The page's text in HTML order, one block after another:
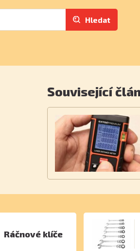
Hledat
Související
Ráčnové klíče